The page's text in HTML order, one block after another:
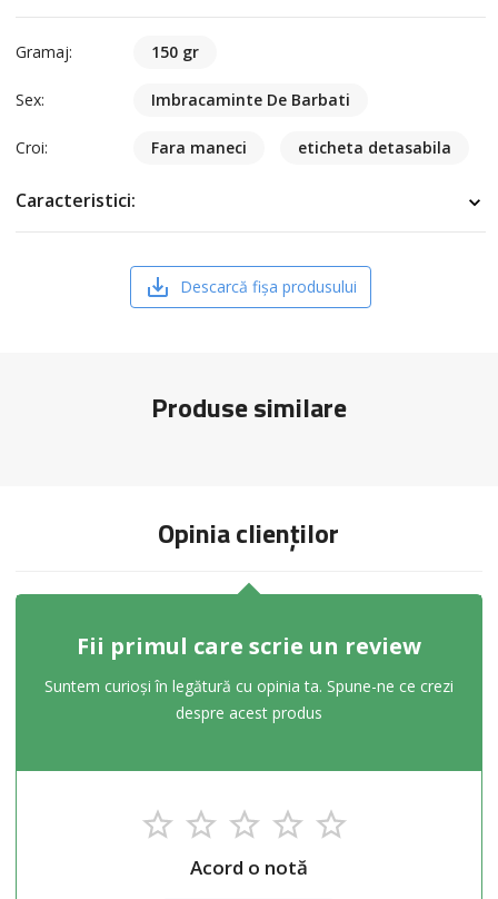
Gramaj: 150 gr
Sex: Imbracaminte De Barbati
Croi: Fara maneci eticheta detasabila
Caracteristici:
Descarcă fișa produsului
Produse similare
Opinia clienților
Fii primul care scrie un review
Suntem curioși în legătură cu opinia ta. Spune-ne ce crezi
despre acest produs
Acord o notă